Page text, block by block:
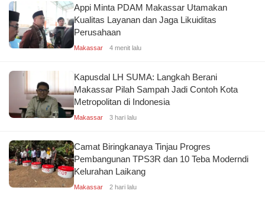
Appi Minta PDAM Makassar Utamakan
Kualitas Layanan dan Jaga Likuiditas
Perusahaan
Makassar 4 menit lalu
Kapusdal LH SUMA: Langkah Berani
Makassar Pilah Sampah Jadi Contoh Kota
Metropolitan di Indonesia
Makassar 3 hari lalu
Camat Biringkanaya Tinjau Progres
Pembangunan TPS3R dan 10 Teba Moderndi
Kelurahan Laikang
Makassar 2 hari lalu